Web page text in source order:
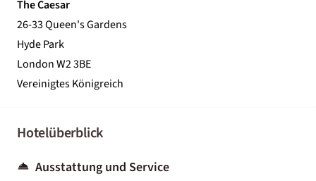
The Caesar
26-33 Queen's Gardens
Hyde Park
London W2 3BE
Vereinigtes Königreich
Hotelüberblick
Ausstattung und Service